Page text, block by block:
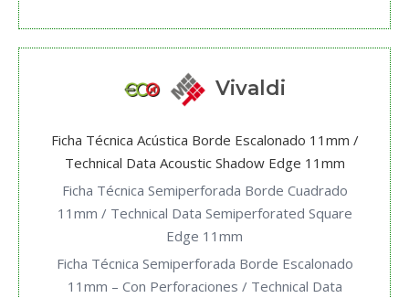
Vivaldi
Ficha Técnica Acústica Borde Escalonado 11mm /
Technical Data Acoustic Shadow Edge 11mm
Ficha Técnica Semiperforada Borde Cuadrado
11mm / Technical Data Semiperforated Square
Edge 11mm
Ficha Técnica Semiperforada Borde Escalonado
11mm – Con Perforaciones / Technical Data